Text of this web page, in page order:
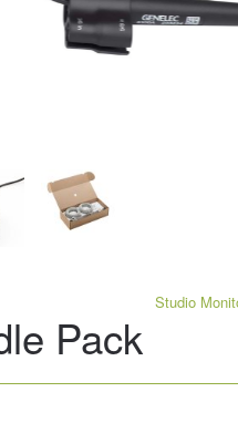
Studio
Pack